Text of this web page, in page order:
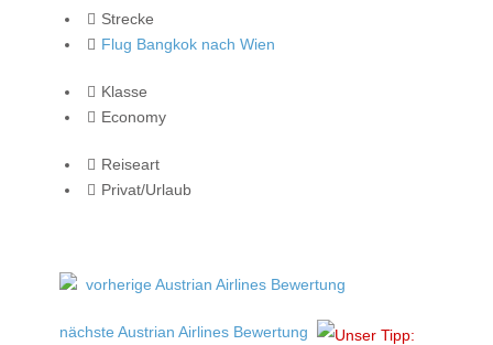
Strecke
Flug Bangkok nach Wien
Klasse
Economy
Reiseart
Privat/Urlaub
vorherige Austrian Airlines Bewertung
nächste Austrian Airlines Bewertung Unser Tipp: